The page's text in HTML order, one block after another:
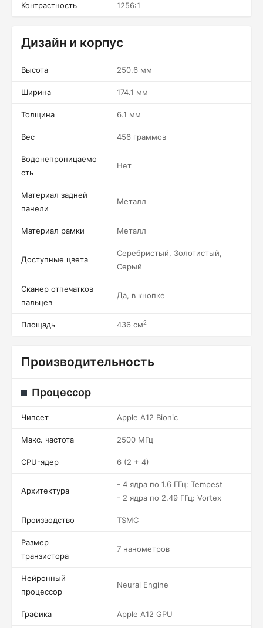
Контрастность 1256:1
Дизайн и корпус
Высота 250.6 мм
Ширина 174.1 мм
Толщина 6.1 мм
Вес 456 граммов
Водонепроницаемо
сть
Нет
Материал задней
панели
Металл
Материал рамки Металл
Доступные цвета
Серебристый, Золотистый,
Серый
Сканер отпечатков
пальцев
Да, в кнопке
Площадь 436 см2
Производительность
Процессор
Чипсет Apple A12 Bionic
Макс. частота 2500 МГц
CPU-ядер 6 (2 + 4)
Архитектура
- 4 ядра по 1.6 ГГц: Tempest
- 2 ядра по 2.49 ГГц: Vortex
Производство TSMC
Размер
транзистора
7 нанометров
Нейронный
процессор
Neural Engine
Графика Apple A12 GPU